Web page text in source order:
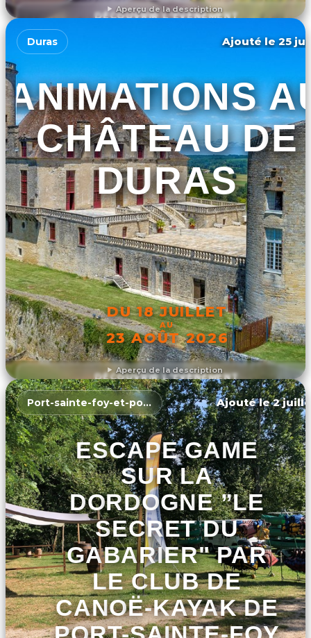
Aperçu de la description
DÉCOUVRIR L'ÉVÉNEMENT
Aperçu de la description
Duras Ajouté le 25
ANIMATIONS
CHÂTEAU DE
DURAS
DU 18 JUILLET
AU
23 AOÛT 2026
DÉCOUVRIR L'ÉVÉNEMENT
Port-sainte-foy-et-ponchapt Ajouté le 2
ESCAPE GAME
SUR LA
DORDOGNE ”LE
SECRET DU
GABARIER" PAR
LE CLUB DE
CANOË-KAYAK DE